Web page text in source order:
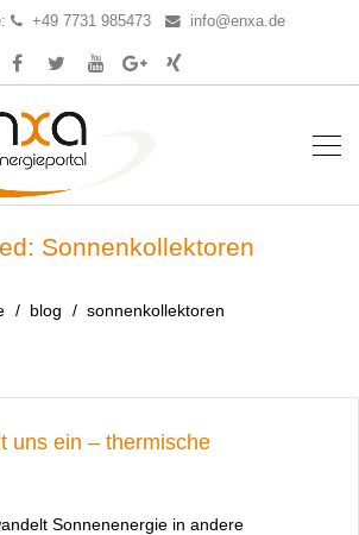
+49 7731 985473 info@enxa.de
Sonnenkollektoren
blog sonnenkollektoren
uns ein – thermische
Sonnenenergie in andere